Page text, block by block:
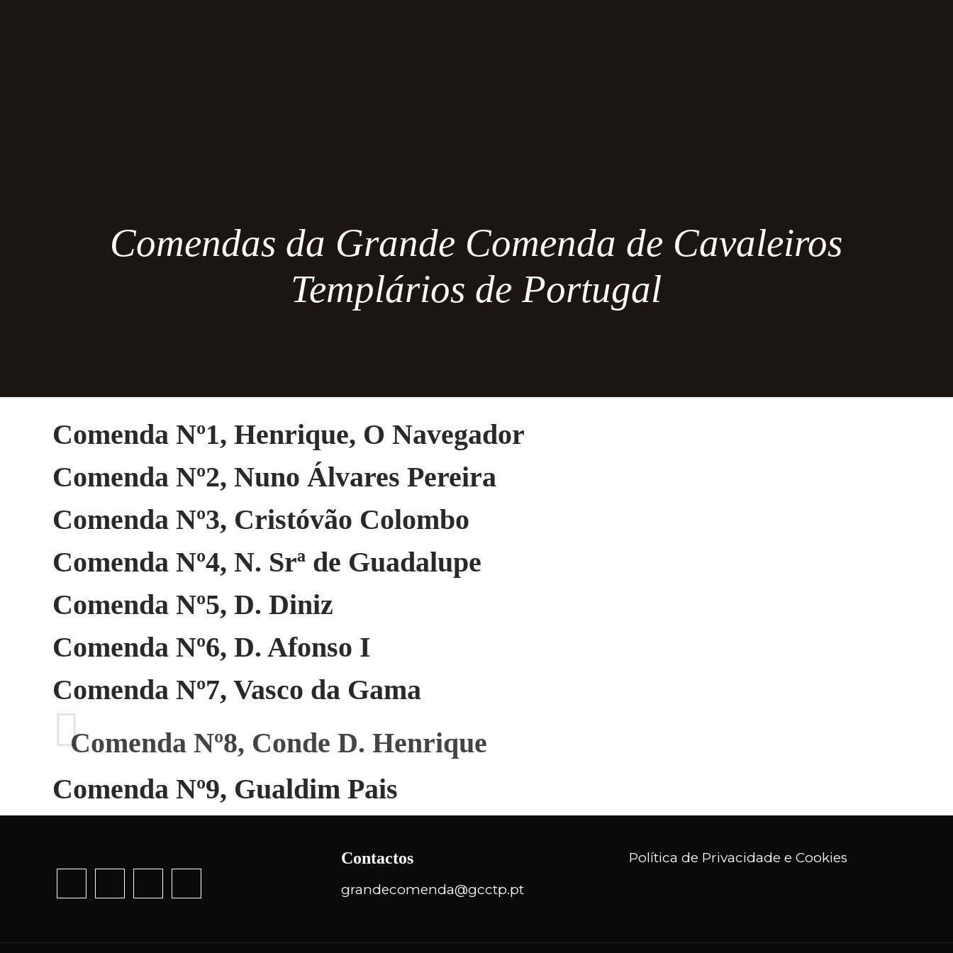
Comendas da Grande Comenda de Cavaleiros
Templários de Portugal
Comenda Nº1, Henrique, O Navegador
Comenda Nº2, Nuno Álvares Pereira
Comenda Nº3, Cristóvão Colombo
Comenda Nº4, N. Srª de Guadalupe
Comenda Nº5, D. Diniz
Comenda Nº6, D. Afonso I
Comenda Nº7, Vasco da Gama
Comenda Nº8, Conde D. Henrique
Comenda Nº9, Gualdim Pais
Contactos
grandecomenda@gcctp.pt
Política de Privacidade e Cookies